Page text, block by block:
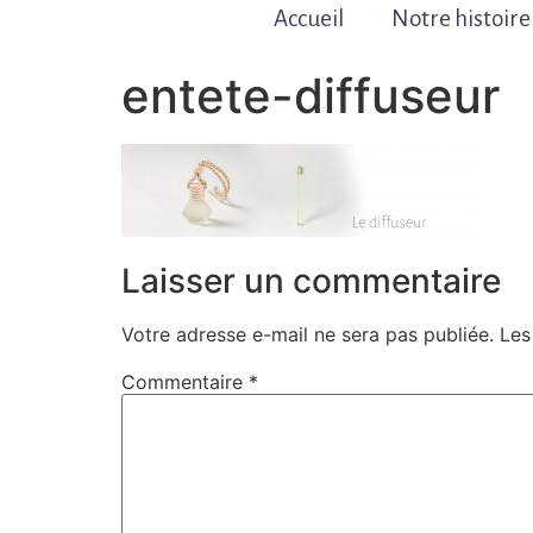
Accueil Notre histoire
entete-diffuseur
Laisser un commentaire
Votre adresse e-mail ne sera pas publiée.
Commentaire *